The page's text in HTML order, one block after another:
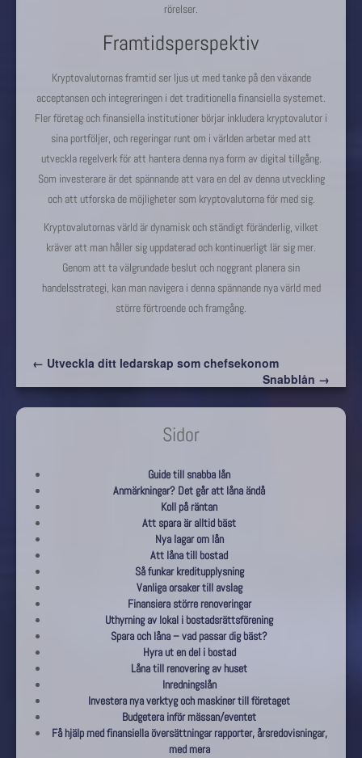
rörelser.
Framtidsperspektiv
Kryptovalutornas framtid ser ljus ut med tanke på den växande
acceptansen och integreringen i det traditionella finansiella systemet.
Fler företag och finansiella institutioner börjar inkludera kryptovalutor i
sina portföljer, och regeringar runt om i världen arbetar med att
utveckla regelverk för att hantera denna nya form av digital tillgång.
Som investerare är det spännande att vara en del av denna utveckling
och att utforska de möjligheter som kryptovalutorna för med sig.
Kryptovalutornas värld är dynamisk och ständigt föränderlig, vilket
kräver att man håller sig uppdaterad och kontinuerligt lär sig mer.
Genom att ta välgrundade beslut och noggrant planera sin
handelsstrategi, kan man navigera i denna spännande nya värld med
större förtroende och framgång.
← Utveckla ditt ledarskap som chefsekonom
Snabblån →
Sidor
Guide till snabba lån
Anmärkningar? Det går att låna ändå
Koll på räntan
Att spara är alltid bäst
Nya lagar om lån
Att låna till bostad
Så funkar kreditupplysning
Vanliga orsaker till avslag
Finansiera större renoveringar
Uthyrning av lokal i bostadsrättsförening
Spara och låna – vad passar dig bäst?
Hyra ut en del i bostad
Låna till renovering av huset
Inredningslån
Investera nya verktyg och maskiner till företaget
Budgetera inför mässan/eventet
Få hjälp med finansiella översättningar rapporter, årsredovisningar,
med mera